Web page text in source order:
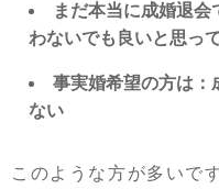
まだ本当に成婚退
わないでも良いと思っ
事実婚希望の方は：
ない
このような方が多いです